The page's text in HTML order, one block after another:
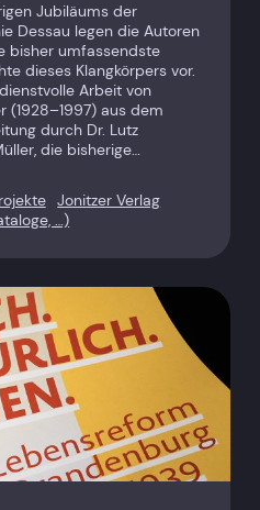
Jubiläums der
Dessau legen die Autoren
bisher umfassendste
dieses Klangkörpers vor.
Arbeit von
(1928–1997) aus dem
durch Dr. Lutz
die bisherige…
Jonitzer Verlag
…)